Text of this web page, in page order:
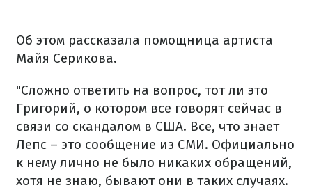
Об этом рассказала помощница артиста
Майя Серикова.
"Сложно ответить на вопрос, тот ли это
Григорий, о котором все говорят сейчас в
связи со скандалом в США. Все, что знает
Лепс – это сообщение из СМИ. Официально
к нему лично не было никаких обращений,
хотя не знаю, бывают они в таких случаях.